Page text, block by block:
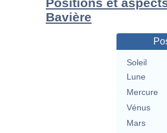
Positions et
Bavière
Soleil
Lune
Mercure
Vénus
Mars